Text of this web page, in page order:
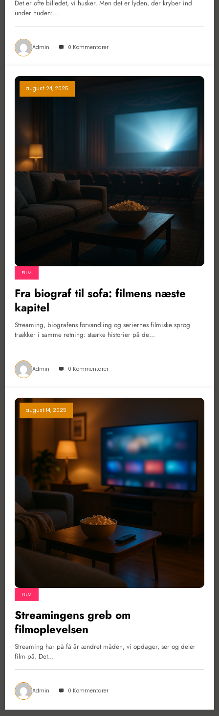
Det er ofte billedet, vi husker. Men det er lyden, der kryber ind
under huden:…
Admin 0 Kommentarer
august 24, 2025
FILM
Fra biograf til sofa: filmens næste
kapitel
Streaming, biografens forvandling og seriernes filmiske sprog
trækker i samme retning: stærke historier på de…
Admin 0 Kommentarer
august 14, 2025
FILM
Streamingens greb om
filmoplevelsen
Streaming har på få år ændret måden, vi opdager, ser og deler
film på. Det…
Admin 0 Kommentarer